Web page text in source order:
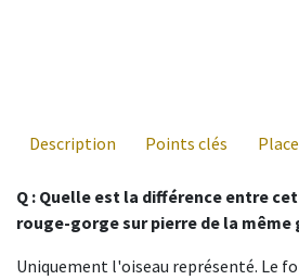
Description Points clés
Q : Quelle est la différence entre
rouge-gorge sur pierre de la même
Uniquement l'oiseau représenté. Le